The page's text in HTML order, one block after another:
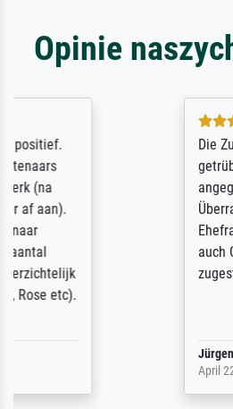
Opinie
Die Zufriedenheit ist auch
getrübt, dass das Bild
angegebenen
Überraschung für die
Ehefrau sein zum
auch Geburtstag sein)
zugestellt wurde.